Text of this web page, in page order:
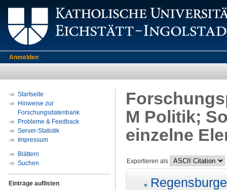
Anmelden
Startseite
Hinweise zur
Forschungsdatenbank
Probleme & Feedback
Server-Statistik
Impressum
Blättern
Suchen
Einträge auflisten
M Politik;
einzelne
Exportieren als